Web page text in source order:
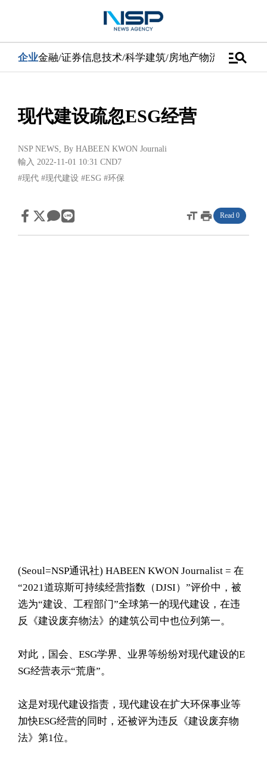
企业金融/证券信息技术/科学建筑/房地产物流/配送汽车
manage_search
现代建设疏忽ESG经营
NSP NEWS, By HABEEN KWON Journali
輸入 2022-11-01 10:31 CND7
#现代 #现代建设 #ESG #环保
format_sizeprint Read 0
(Seoul= NSP通讯社) HABEEN KWON Journalist = 在
“2021道琼斯可持续经营指数（DJSI）”评价中，被
选为“建设、工程部门”全球第一的现代建设，在违
反《建设废弃物法》的建筑公司中也位列第一。
对此，国会、ESG学界、业界等纷纷对现代建设的E
SG经营表示“荒唐”。
这是对现代建设指责，现代建设在扩大环保事业等
加快ESG经营的同时，还被评为违反《建设废弃物
法》第1位。